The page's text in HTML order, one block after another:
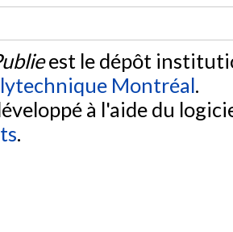
est le dépôt
Montréal.
à l'aide du
.